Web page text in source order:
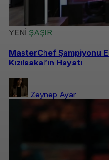
YENİ ŞAŞIR
MasterChef Şampiyonu
Kızılsakal’ın Hayatı
Zeynep Ayar